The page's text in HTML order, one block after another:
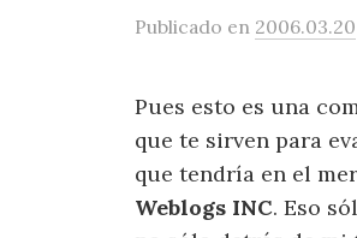
Publicado en 2006.03.20
Pues esto es una
que te sirven para
que tendría en el
Weblogs INC. Eso